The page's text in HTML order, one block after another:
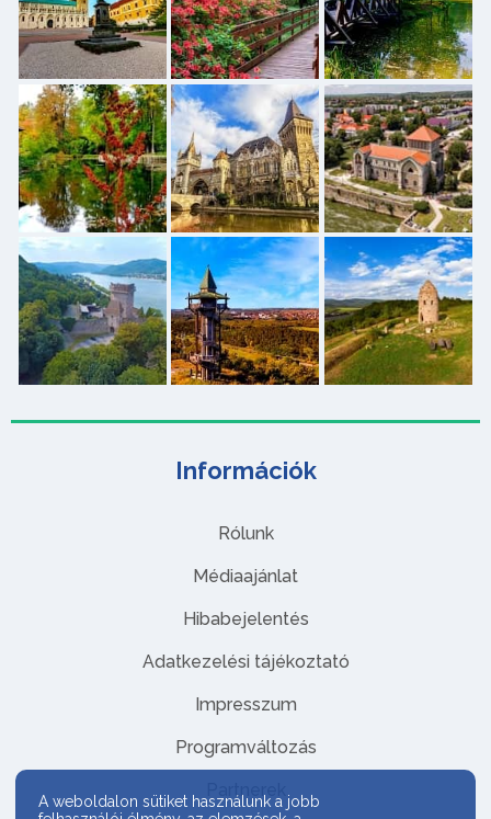
Információk
Rólunk
Médiaajánlat
Hibabejelentés
Adatkezelési tájékoztató
Impresszum
Programváltozás
Partnerek
A weboldalon sütiket használunk a jobb